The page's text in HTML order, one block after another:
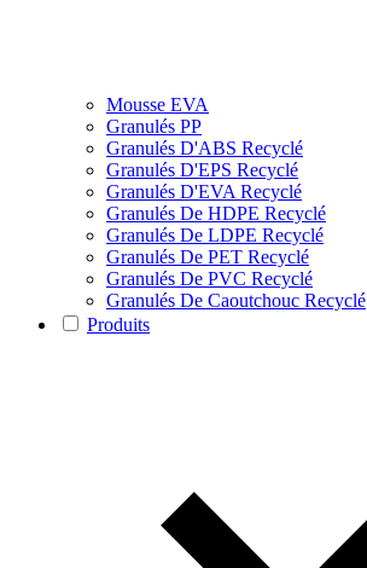
Mousse EVA
Granulés PP
Granulés D'ABS Recyclé
Granulés D'EPS Recyclé
Granulés D'EVA Recyclé
Granulés De HDPE Recyclé
Granulés De LDPE Recyclé
Granulés De PET Recyclé
Granulés De PVC Recyclé
Granulés De Caoutchouc Recyclé
Produits